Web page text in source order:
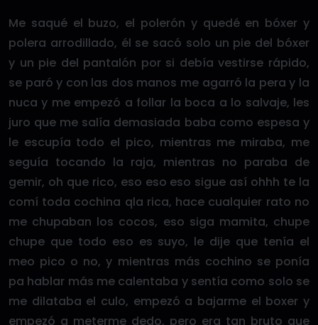
Me saqué el buzo, el polerón y quedé en bóxer y
polera arrodillado, él se sacó solo un pie del bóxer
y un pie del pantalón por si debía vestirse rápido,
se paró y con las dos manos me agarró la pera y la
nuca y me empezó a follar la boca a lo salvaje, les
juro que me salía demasiada baba como espesa y
le escupía todo el pico, mientras me miraba, me
seguía tocando la raja, mientras no paraba de
gemir, oh que rico, eso eso eso sigue así ohhh te la
comí toda cochina qla rica, hace cualquier rato no
me chupaban los cocos, eso siga mamita, chupe
chupe que todo eso es suyo, le dije que tenía el
meo pico o no, y mientras más cochino se ponía
pa hablar más me calentaba y sentía como solo se
me dilataba el culo, empezó a bajarme el boxer y
empezó a meterme dedo, pero era tan bruto que